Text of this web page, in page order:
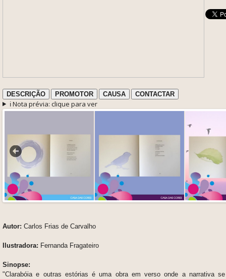
DESCRIÇÃO PROMOTOR CAUSA CONTACTAR
ℹ️ Nota prévia: clique para ver
Autor: Carlos Frias de Carvalho
Ilustradora: Fernanda Fragateiro
Sinopse:
"Clarabóia e outras estórias é uma obra em verso onde a narrativa